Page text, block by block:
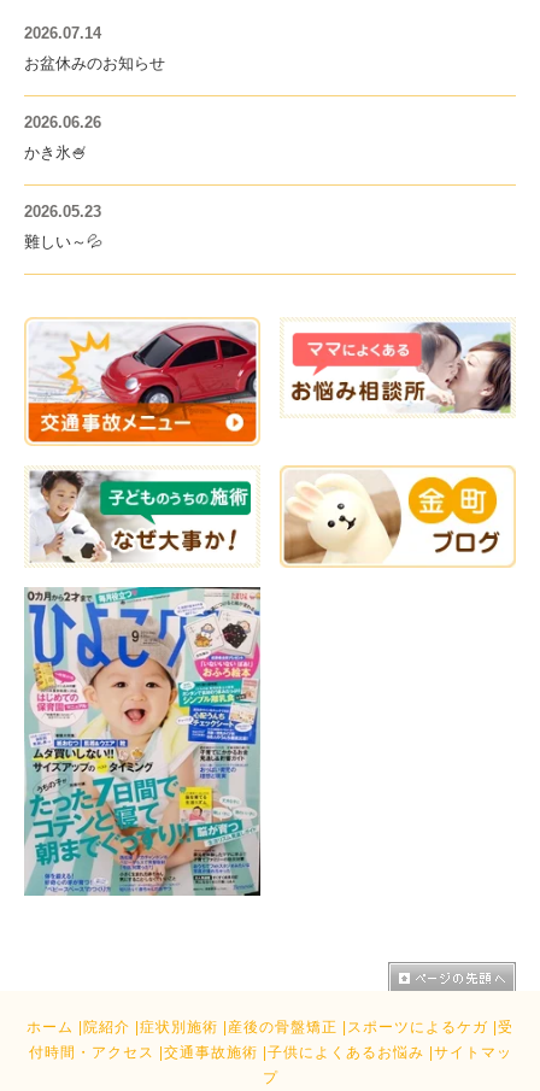
2026.07.14
お盆休みのお知らせ
2026.06.26
かき氷🍧
2026.05.23
難しい～💦
ホーム 院紹介 症状別施術 産後の骨盤矯正 スポーツによるケガ
受
付時間・アクセス
交通事故施術 子供によくあるお悩み
サイトマッ
プ